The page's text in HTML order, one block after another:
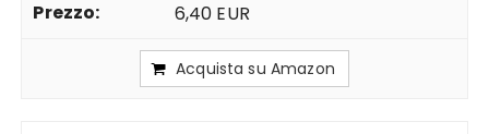
6,40 EUR
Acquista su Amazon